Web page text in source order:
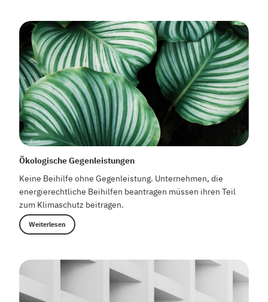
Ökologische Gegenleistungen
Keine Beihilfe ohne Gegenleistung. Unternehmen, die
energierechtliche Beihilfen beantragen müssen ihren Teil
zum Klimaschutz beitragen.
Weiterlesen